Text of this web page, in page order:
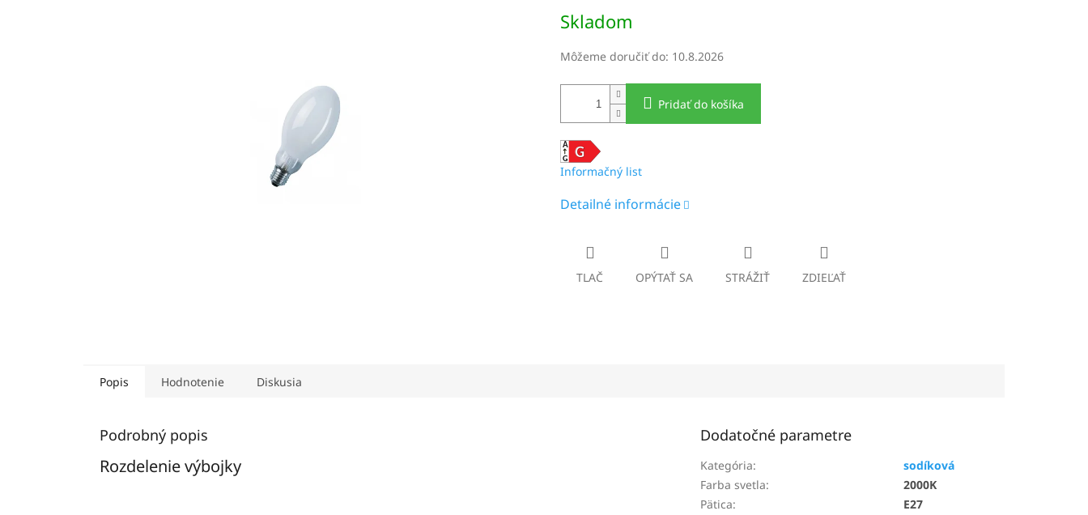
cena:
Skladom
Môžeme doručiť do: 10.8.2026
Pridať do košíka
Informačný list
Detailné informácie
TLAČ OPÝTAŤ SA STRÁŽIŤ ZDIEĽAŤ
Popis Hodnotenie Diskusia
Podrobný popis
Rozdelenie výbojky
Dodatočné parametre
Kategória:
sodíková
Farba svetla:
2000K
Pätica:
E27